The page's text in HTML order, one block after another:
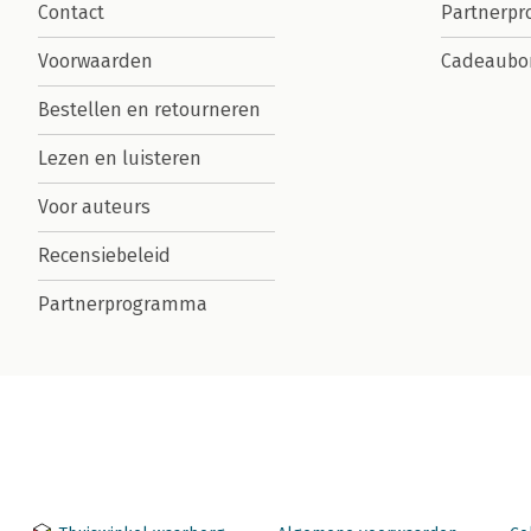
Contact
Voorwaarden
Bestellen en retourneren
Lezen en luisteren
Voor auteurs
Recensiebeleid
Partnerprogramma